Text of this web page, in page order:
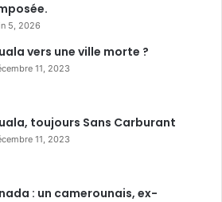
5, 2026
vers une ville morte ?
11, 2023
toujours Sans Carburant
11, 2023
: un camerounais, ex-